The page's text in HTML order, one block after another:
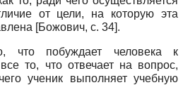
от цели, на которую эта
[Божович, с. 34].
побуждает человека к
то, что отвечает на вопрос,
ученик выполняет учебную